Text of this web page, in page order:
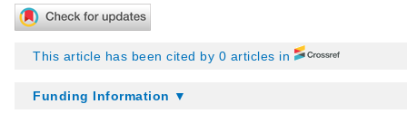
This article has been cited by 0 articles in
Funding Information ▼